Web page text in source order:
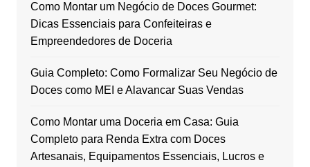
Como Montar um Negócio de Doces Gourmet:
Dicas Essenciais para Confeiteiras e
Empreendedores de Doceria
Guia Completo: Como Formalizar Seu Negócio de
Doces como MEI e Alavancar Suas Vendas
Como Montar uma Doceria em Casa: Guia
Completo para Renda Extra com Doces
Artesanais, Equipamentos Essenciais, Lucros e